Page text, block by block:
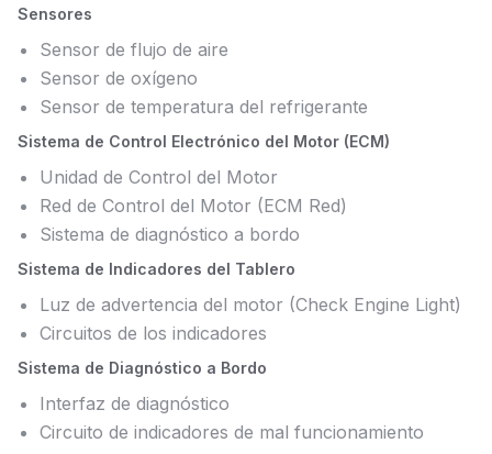
Sensores
Sensor de flujo de aire
Sensor de oxígeno
Sensor de temperatura del refrigerante
Sistema de Control Electrónico del Motor (ECM)
Unidad de Control del Motor
Red de Control del Motor (ECM Red)
Sistema de diagnóstico a bordo
Sistema de Indicadores del Tablero
Luz de advertencia del motor (Check Engine Light)
Circuitos de los indicadores
Sistema de Diagnóstico a Bordo
Interfaz de diagnóstico
Circuito de indicadores de mal funcionamiento